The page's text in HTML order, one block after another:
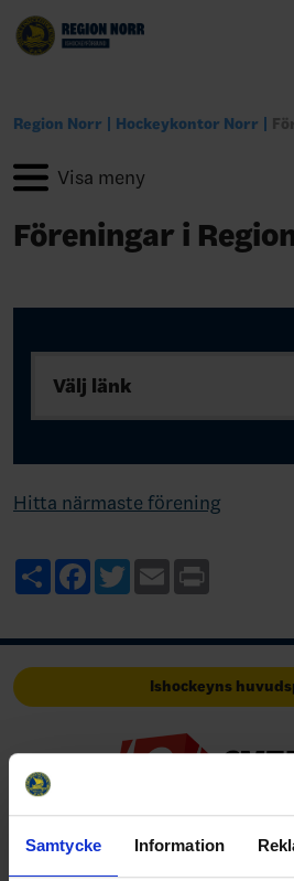
Samtycke Information
Region Norr Hockeykontor Norr
Föreningar i
Välj länk
Hitta närmaste förening
ShareFacebook
TwitterEmail
Ishockeyns